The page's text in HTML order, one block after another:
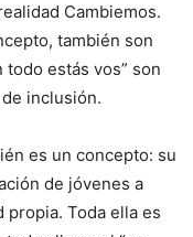
Cambiemos.
también son
todo estás vos” son
inclusión.
es un concepto: su
de jóvenes a
propia. Toda ella es